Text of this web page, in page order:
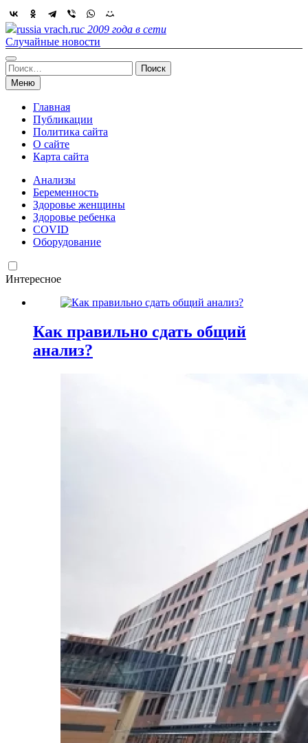
Skip
to
content
russia vrach.ruс 2009 года в сети
Случайные новости
Найти:
Меню
Главная
Публикации
Политика сайта
О сайте
Карта сайта
Анализы
Беременность
Здоровье женщины
Здоровье ребенка
COVID
Оборудование
Интересное
Как правильно сдать общий
анализ?